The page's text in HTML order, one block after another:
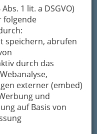
1 lit. a DSGVO)
folgende
speichern, abrufen
durch das
externer (embed)
und
auf Basis von